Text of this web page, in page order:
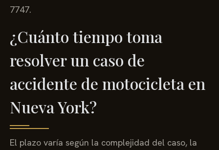
7747.
¿Cuánto tiempo toma
resolver un caso de
accidente de motocicleta en
Nueva York?
El plazo varía según la complejidad del caso, la